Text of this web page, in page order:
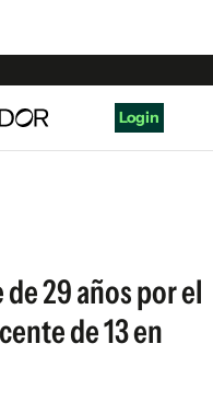
Login
29 años por el
de 13 en